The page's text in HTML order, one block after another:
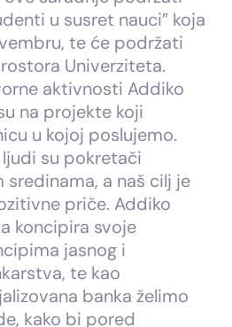
u susret nauci” koja
te će podržati
Univerziteta.
aktivnosti Addiko
na projekte koji
u kojoj poslujemo.
su pokretači
a naš cilj je
priče. Addiko
koncipira svoje
jasnog i
te kao
banka želimo
kako bi pored